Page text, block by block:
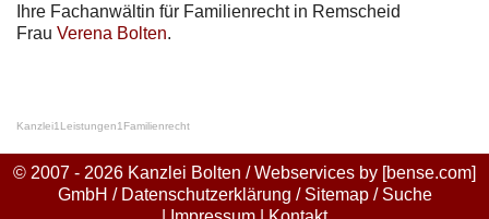
Ihre Fachanwältin für Familienrecht in Remscheid
Frau Verena Bolten.
Kanzlei1 Leistungen1 Familienrecht
© 2007 - 2026 Kanzlei Bolten / Webservices by [bense.com]
GmbH / Datenschutzerklärung / Sitemap/ Suche